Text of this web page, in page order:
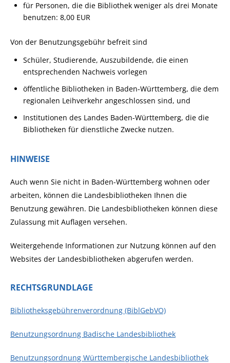
für Personen, die die Bibliothek weniger als drei Monate
benutzen: 8,00 EUR
Von der Benutzungsgebühr befreit sind
Schüler, Studierende, Auszubildende, die einen
entsprechenden Nachweis vorlegen
öffentliche Bibliotheken in Baden-Württemberg, die dem
regionalen Leihverkehr angeschlossen sind, und
Institutionen des Landes Baden-Württemberg, die die
Bibliotheken für dienstliche Zwecke nutzen.
HINWEISE
Auch wenn Sie nicht in Baden-Württemberg wohnen oder
arbeiten, können die Landesbibliotheken Ihnen die
Benutzung gewähren. Die Landesbibliotheken können diese
Zulassung mit Auflagen versehen.
Weitergehende Informationen zur Nutzung können auf den
Websites der Landesbibliotheken abgerufen werden.
RECHTSGRUNDLAGE
Bibliotheksgebührenverordnung (BiblGebVO)
Benutzungsordnung Badische Landesbibliothek
Benutzungsordnung Württembergische Landesbibliothek